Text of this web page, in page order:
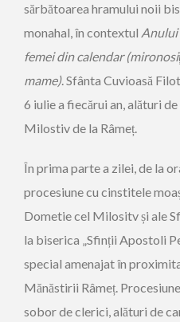
sărbătoarea hramului noii
monahal, în contextul Anului
femei din calendar
mame). Sfânta Cuvioasă
6 iulie a fiecărui an, alături
Milostiv de la Râmeț.
În prima parte a zilei, de la
procesiune cu cinstitele
Dometie cel Milositv și ale
la biserica „Sfinții Apostoli
special amenajat în
Mănăstirii Râmeț.
sobor de clerici, alături de